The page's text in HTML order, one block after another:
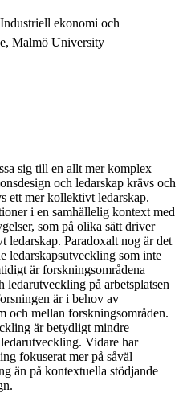
ekonomi och
Malmö University
sig till en allt mer komplex
och ledarskap krävs och
ett mer kollektivt ledarskap.
i en samhällelig kontext med
som på olika sätt driver
Paradoxalt nog är det
ledarskapsutveckling som inte
är forskningsområdena
på arbetsplatsen
är i behov av
och mellan forskningsområden.
är betydligt mindre
Vidare har
fokuserat mer på såväl
än på kontextuella stödjande